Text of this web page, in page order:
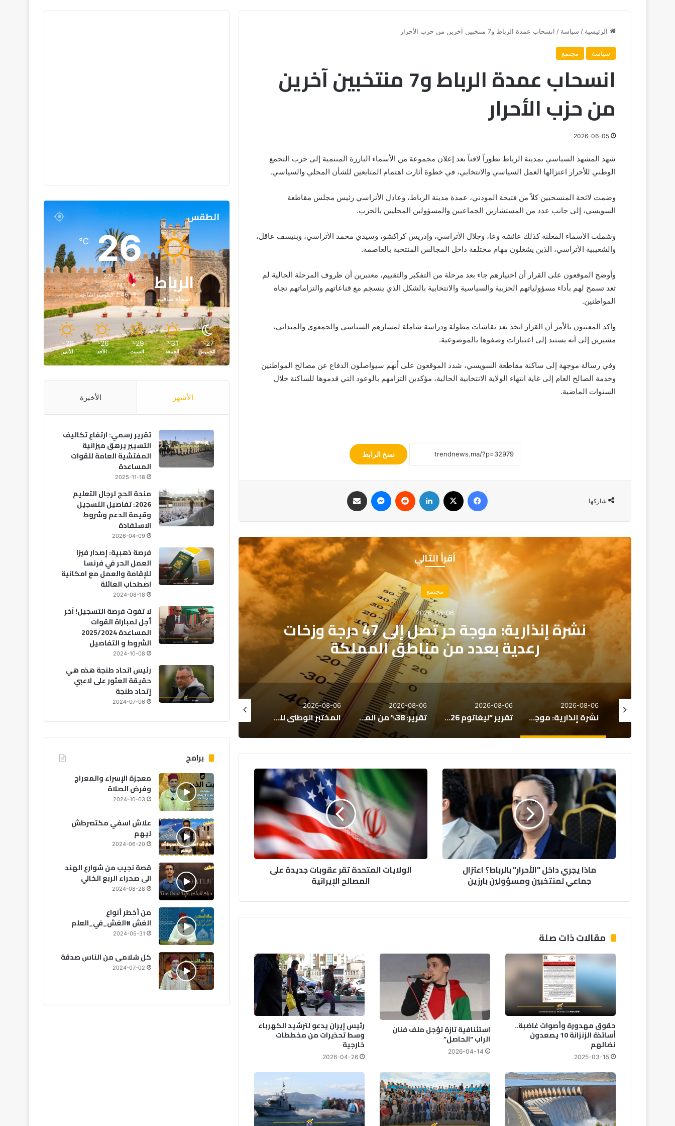
الرئيسية / سياسة / انسحاب عمدة الرباط و7 منتخبين آخرين من حزب الأحرار
سياسة مجتمع
انسحاب عمدة الرباط و7 منتخبين آخرين
من حزب الأحرار
2026-06-05
شهد المشهد السياسي بمدينة الرباط تطوراً لافتاً بعد إعلان مجموعة من الأسماء البارزة المنتمية إلى حزب التجمع
الوطني للأحرار اعتزالها العمل السياسي والانتخابي، في خطوة أثارت اهتمام المتابعين للشأن المحلي والسياسي.
وضمت لائحة المنسحبين كلاً من فتيحة المودني، عمدة مدينة الرباط، وعادل الأتراسي رئيس مجلس مقاطعة
السويسي، إلى جانب عدد من المستشارين الجماعيين والمسؤولين المحليين بالحزب.
وشملت الأسماء المعلنة كذلك عائشة وعا، وجلال الأتراسي، وإدريس كراكشو، وسيدي محمد الأتراسي، وبنيسف عاقل،
والشعيبية الأتراسي، الذين يشغلون مهام مختلفة داخل المجالس المنتخبة بالعاصمة.
وأوضح الموقعون على القرار أن اختيارهم جاء بعد مرحلة من التفكير والتقييم، معتبرين أن ظروف المرحلة الحالية لم
تعد تسمح لهم بأداء مسؤولياتهم الحزبية والسياسية والانتخابية بالشكل الذي ينسجم مع قناعاتهم والتزاماتهم تجاه
المواطنين.
وأكد المعنيون بالأمر أن القرار اتخذ بعد نقاشات مطولة ودراسة شاملة لمسارهم السياسي والجمعوي والميداني،
مشيرين إلى أنه يستند إلى اعتبارات وصفوها بالموضوعية.
وفي رسالة موجهة إلى ساكنة مقاطعة السويسي، شدد الموقعون على أنهم سيواصلون الدفاع عن مصالح المواطنين
وخدمة الصالح العام إلى غاية انتهاء الولاية الانتخابية الحالية، مؤكدين التزامهم بالوعود التي قدموها للساكنة خلال
السنوات الماضية.
نسخ الرابط
شاركها
أقرأ التالي
مجتمع
2026-08-06
نشرة إنذارية: موجة حر تصل إلى 47 درجة وزخات
رعدية بعدد من مناطق المملكة تحديات التعليم والصحة
الحكومة تحدد الأولويات الكبرى لمشروع قانون مالية 2027
2026-08-06
نشرة إنذارية: موجة حر تصل إلى 47 درجة وزخات رعدية بعدد من مناطق المملكة
2026-08-06
تقرير “ليغاتوم 2026”: المغرب يتقدم اقتصادياً لكن تحديات التعليم والصحة تعرقل الازدهار
2026-08-06
تقرير: 38% من المغاربة يخصصون أكثر من 40% من دخلهم لسداد القروض
2026-08-06
المختبر الوطني للشرطة العلمية بالمغرب يحصد اعترافًا عالميًا متجددًا
2026-08-06
2026-08-05
م
ا
ذ
ا
ي
ر
ي
د
"
ح
ر
ا
ب
ل
ر
ب
ا
ط
ا
ز
ا
ماذا يجري داخل "الأحرار" بالرباط؟ اعتزال
جماعي لمنتخبين ومسؤولين بارزين
ا
ا
ح
ر
ع
ق
و
ب
ا
ت
ع
ل
ى
ا
ل
الولايات المتحدة تقر عقوبات جديدة على
المصالح الإيرانية
مقالات ذات صلة
حقوق مهدورة وأصوات غاضبة..
أساتذة الزنزانة 10 يصعدون
نضالهم
2025-03-15
استئنافية تازة تؤجل ملف فنان
الراب “الحاصل”
2026-04-14
رئيس إيران يدعو لترشيد الكهرباء
وسط تحذيرات من مخططات
خارجية
2026-04-26
الطقس
الرباط
سماء صافية
26
℃
27º - 25º
74%
2.46 كيلومتر/ساعة
27
℃
الخميس
31
℃
الجمعة
29
℃
السبت
26
℃
الأحد
26
℃
الأثنين
الأشهر الأخيرة
تقرير رسمي: ارتفاع تكاليف
التسيير يرهق ميزانية
المفتشية العامة للقوات
المساعدة
2025-11-18
منحة الحج لرجال التعليم
2026: تفاصيل التسجيل
وقيمة الدعم وشروط
الاستفادة
2026-04-09
فرصة ذهبية: إصدار فيزا
العمل الحر في فرنسا
للإقامة والعمل مع امكانية
اصطحاب العائلة
2024-08-18
لا تفوت فرصة التسجيل! آخر
أجل لمباراة القوات
المساعدة 2025/2024
الشروط و التفاصيل
2024-10-08
رئيس اتحاد طنجة هذه هي
حقيقة العثور على لاعبي
إتحاد طنجة
2024-07-06
برامج
معجزة الإسراء والمعراج
وفرض الصلاة
2024-10-03
علاش اسفي مكتصرطش
ليهم
2024-06-20
قصة نجيب من شوارع الهند
الى صحراء الربع الخالي
2024-08-28
من أخطر أنواع
الغش #الغش_في_العلم
2024-05-31
كل سُلامى من الناس صدقة
2024-07-02